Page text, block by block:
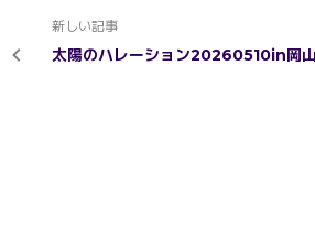
新しい記事
太陽のハレーション20260510in岡山